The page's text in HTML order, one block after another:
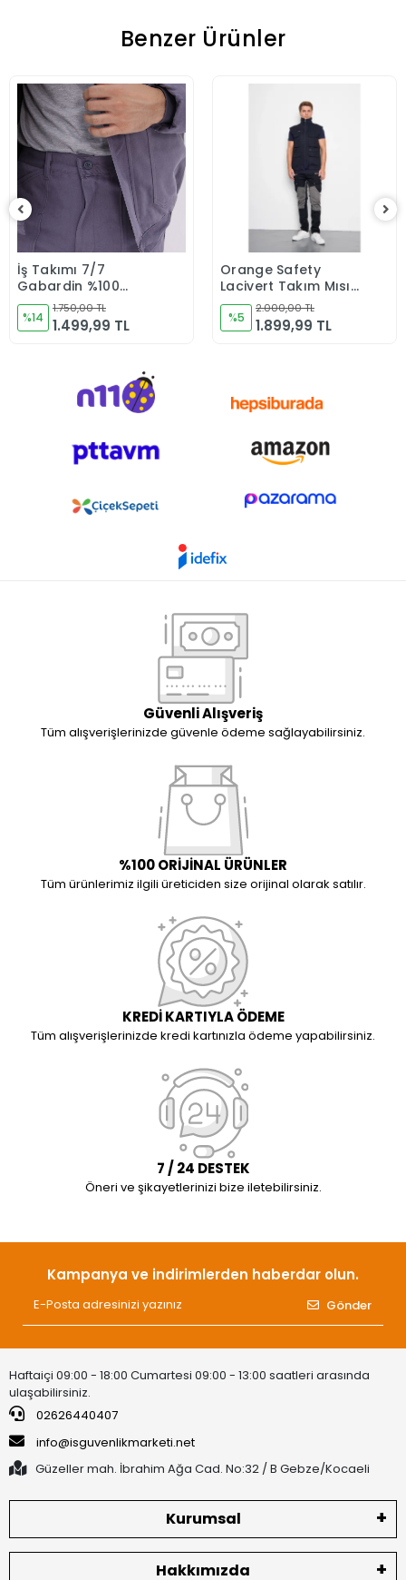
Benzer Ürünler
Sepete Ekle
İş Takımı 7/7
Gabardin %100
Pamuk Kapitoneli
Reflektörlü Kışlık Gri
%14
1.750,00 TL
1.499,99 TL
Sepete Ekle
Orange Safety
Lacivert Takım Mısır
Harman Karışımı
Yelek + Pantolon
%5
2.000,00 TL
1.899,99 TL
Güvenli Alışveriş
Tüm alışverişlerinizde güvenle ödeme sağlayabilirsiniz.
%100 ORİJİNAL ÜRÜNLER
Tüm ürünlerimiz ilgili üreticiden size orijinal olarak satılır.
KREDİ KARTIYLA ÖDEME
Tüm alışverişlerinizde kredi kartınızla ödeme yapabilirsiniz.
7 / 24 DESTEK
Öneri ve şikayetlerinizi bize iletebilirsiniz.
Kampanya ve indirimlerden haberdar olun.
Gönder
Haftaiçi 09:00 - 18:00 Cumartesi 09:00 - 13:00 saatleri arasında
ulaşabilirsiniz.
02626440407
info@isguvenlikmarketi.net
Güzeller mah. İbrahim Ağa Cad. No:32 / B Gebze/Kocaeli
Kurumsal
Hakkımızda